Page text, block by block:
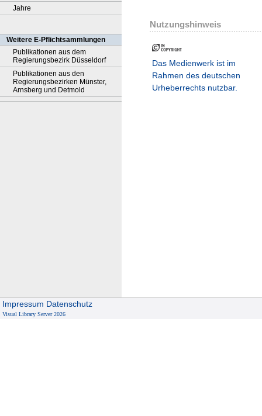
Jahre
Weitere E-Pflichtsammlungen
Publikationen aus dem
Regierungsbezirk Düsseldorf
Publikationen aus den
Regierungsbezirken Münster,
Arnsberg und Detmold
Nutzungshinweis
Das Medienwerk ist im
Rahmen des deutschen
Urheberrechts nutzbar.
Impressum Datenschutz
Visual Library Server 2026